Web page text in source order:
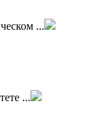
...
...